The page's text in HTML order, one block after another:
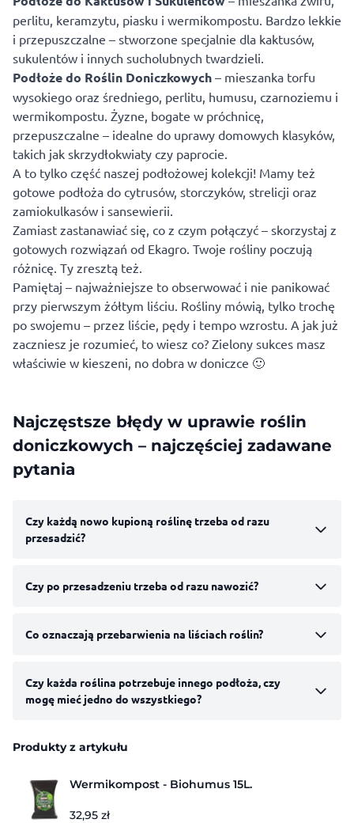
perlitu, keramzytu, piasku i wermikompostu. Bardzo lekkie
i przepuszczalne – stworzone specjalnie dla kaktusów,
sukulentów i innych sucholubnych twardzieli.
Podłoże do Roślin Doniczkowych – mieszanka torfu
wysokiego oraz średniego, perlitu, humusu, czarnoziemu i
wermikompostu. Żyzne, bogate w próchnicę,
przepuszczalne – idealne do uprawy domowych klasyków,
takich jak skrzydłokwiaty czy paprocie.
A to tylko część naszej podłożowej kolekcji! Mamy też
gotowe podłoża do cytrusów, storczyków, strelicji oraz
zamiokulkasów i sansewierii.
Zamiast zastanawiać się, co z czym połączyć – skorzystaj z
gotowych rozwiązań od Ekagro. Twoje rośliny poczują
różnicę. Ty zresztą też.
Pamiętaj – najważniejsze to obserwować i nie panikować
przy pierwszym żółtym liściu. Rośliny mówią, tylko trochę
po swojemu – przez liście, pędy i tempo wzrostu. A jak już
zaczniesz je rozumieć, to wiesz co? Zielony sukces masz
właściwie w kieszeni, no dobra w doniczce 🙂
Najczęstsze błędy w uprawie roślin
doniczkowych – najczęściej zadawane
pytania
Czy każdą nowo kupioną roślinę trzeba od razu
przesadzić?
Czy po przesadzeniu trzeba od razu nawozić?
Co oznaczają przebarwienia na liściach roślin?
Czy każda roślina potrzebuje innego podłoża, czy
mogę mieć jedno do wszystkiego?
Produkty z artykułu
Wermikompost - Biohumus 15L.
32,95 zł